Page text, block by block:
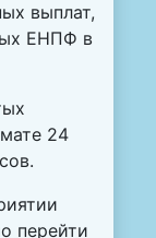
выплат,
ЕНПФ в
24
перейти